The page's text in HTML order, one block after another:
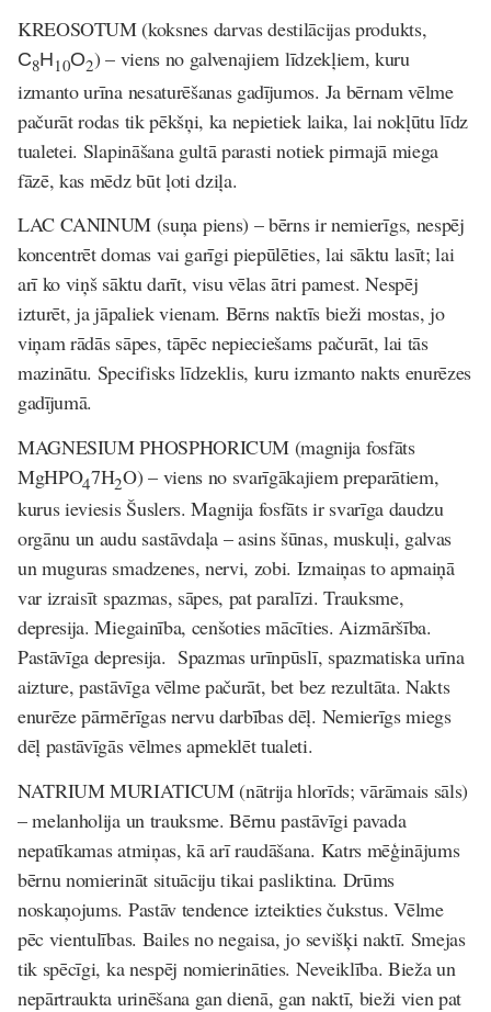
KREOSOTUM (koksnes darvas destilācijas produkts,
С8Н10О2)– viens no galvenajiem līdzekļiem, kuru
izmanto urīna nesaturēšanas gadījumos. Ja bērnam vēlme
pačurāt rodas tik pēkšņi, ka nepietiek laika, lai nokļūtu līdz
tualetei. Slapināšana gultā parasti notiek pirmajā miega
fāzē, kas mēdz būt ļoti dziļa.
LAC CANINUM (suņa piens) – bērns ir nemierīgs, nespēj
koncentrēt domas vai garīgi piepūlēties, lai sāktu lasīt; lai
arī ko viņš sāktu darīt, visu vēlas ātri pamest. Nespēj
izturēt, ja jāpaliek vienam. Bērns naktīs bieži mostas, jo
viņam rādās sāpes, tāpēc nepieciešams pačurāt, lai tās
mazinātu. Specifisks līdzeklis, kuru izmanto nakts enurēzes
gadījumā.
MAGNESIUM PHOSPHORICUM (magnija fosfāts
MgHPO47H2O)–viens no svarīgākajiem preparātiem,
kurus ieviesis Šuslers. Magnija fosfāts ir svarīga daudzu
orgānu un audu sastāvdaļa – asins šūnas, muskuļi, galvas
un muguras smadzenes, nervi, zobi. Izmaiņas to apmaiņā
var izraisīt spazmas, sāpes, pat paralīzi. Trauksme,
depresija. Miegainība, cenšoties mācīties. Aizmāršība.
Pastāvīga depresija. Spazmas urīnpūslī, spazmatiska urīna
aizture, pastāvīga vēlme pačurāt, bet bez rezultāta. Nakts
enurēze pārmērīgas nervu darbības dēļ. Nemierīgs miegs
dēļ pastāvīgās vēlmes apmeklēt tualeti.
NATRIUM MURIATICUM (nātrija hlorīds; vārāmais sāls)
–melanholija un trauksme. Bērnu pastāvīgi pavada
nepatīkamas atmiņas, kā arī raudāšana. Katrs mēģinājums
bērnu nomierināt situāciju tikai pasliktina. Drūms
noskaņojums. Pastāv tendence izteikties čukstus. Vēlme
pēc vientulības. Bailes no negaisa, jo sevišķi naktī. Smejas
tik spēcīgi, ka nespēj nomierināties. Neveiklība. Bieža un
nepārtraukta urinēšana gan dienā, gan naktī, bieži vien pat